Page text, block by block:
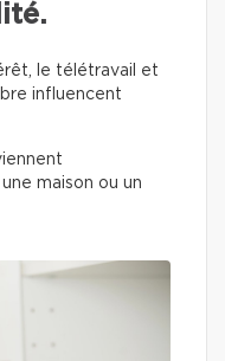
le télétravail et
influencent
maison ou un